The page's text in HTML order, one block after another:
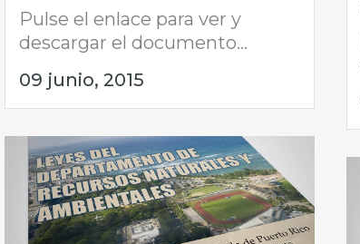
Pulse el enlace para ver y
descargar el documento...
09 junio, 2015